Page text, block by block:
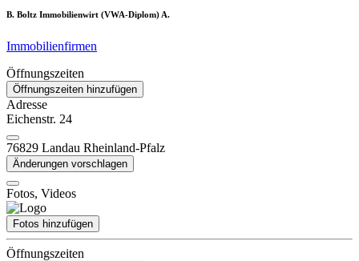
B. Boltz Immobilienwirt (VWA-Diplom) A.
Immobilienfirmen
Öffnungszeiten
Öffnungszeiten hinzufügen
Adresse
Eichenstr. 24
76829 Landau Rheinland-Pfalz
Änderungen vorschlagen
Fotos, Videos
Fotos hinzufügen
Öffnungszeiten